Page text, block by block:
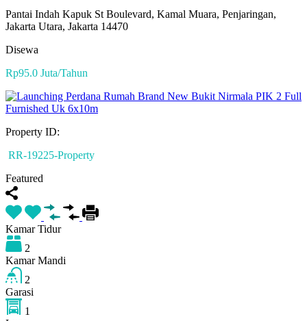
Pantai Indah Kapuk St Boulevard, Kamal Muara, Penjaringan,
Jakarta Utara, Jakarta 14470
Disewa
Rp95.0 Juta/Tahun
Property ID:
RR-19225-Property
Featured
Kamar Tidur
2
Kamar Mandi
2
Garasi
1